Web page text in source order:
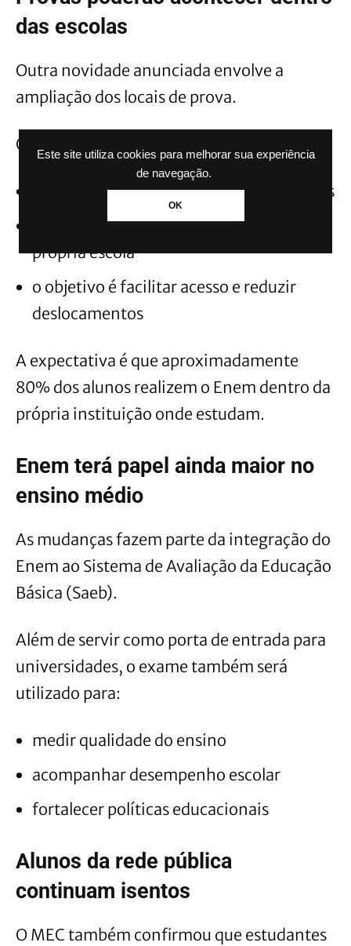
Este site utiliza cookies para melhorar sua experiência
de navegação.
OK
das escolas
Outra novidade anunciada envolve a
ampliação dos locais de prova.
O Inep informou que cerca de:
10 mil novos locais serão disponibilizados
estudantes poderão fazer o exame na
própria escola
o objetivo é facilitar acesso e reduzir
deslocamentos
A expectativa é que aproximadamente
80% dos alunos realizem o Enem dentro da
própria instituição onde estudam.
Enem terá papel ainda maior no
ensino médio
As mudanças fazem parte da integração do
Enem ao Sistema de Avaliação da Educação
Básica (Saeb).
Além de servir como porta de entrada para
universidades, o exame também será
utilizado para:
medir qualidade do ensino
acompanhar desempenho escolar
fortalecer políticas educacionais
Alunos da rede pública
continuam isentos
O MEC também confirmou que estudantes